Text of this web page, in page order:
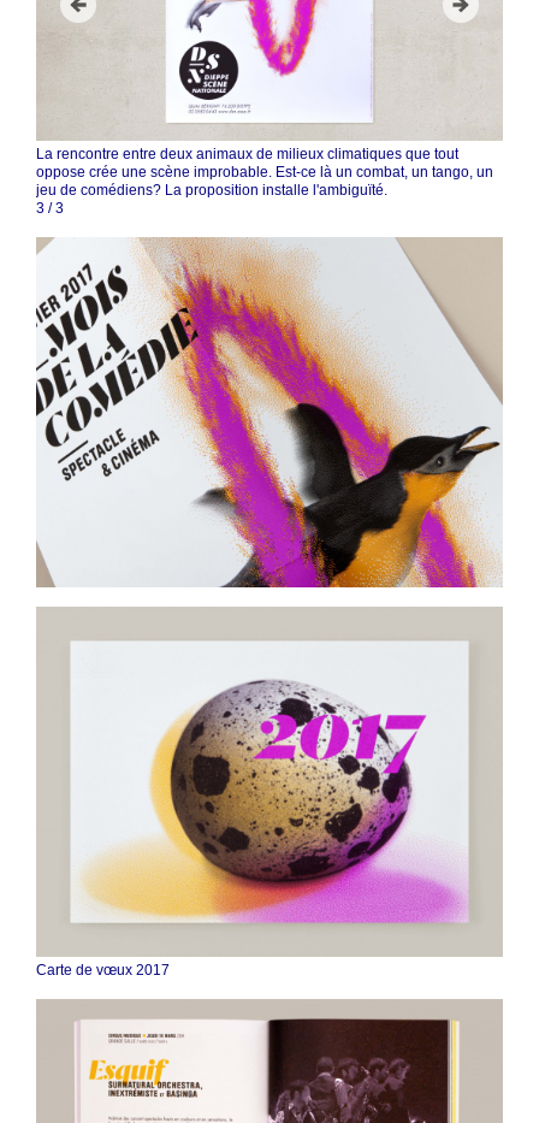
La rencontre entre deux animaux de milieux climatiques que tout
oppose crée une scène improbable. Est-ce là un combat, un tango, un
jeu de comédiens? La proposition installe l'ambiguïté.
3 /3
Carte de vœux 2017